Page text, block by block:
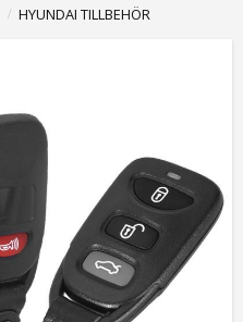
HYUNDAI TILLBEHÖR